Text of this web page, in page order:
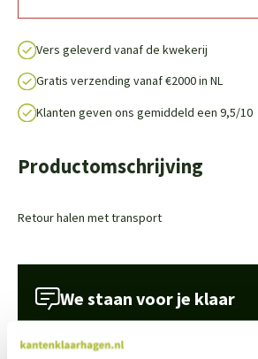
Vers geleverd vanaf de kwekerij
Gratis verzending vanaf €2000 in NL
Klanten geven ons gemiddeld een 9,5/10
Productomschrijving
Retour halen met transport
We staan voor je klaar
team!